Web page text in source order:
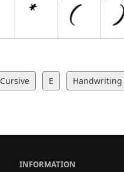
Cursive E Handwriting
INFORMATION